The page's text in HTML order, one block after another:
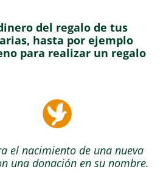
del regalo de tus
hasta por ejemplo
para realizar un regalo
el nacimiento de una nueva
una donación en su nombre.